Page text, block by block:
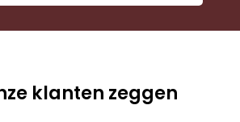
klanten zeggen